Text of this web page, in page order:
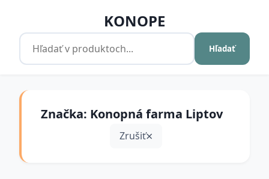
KONOPE
Hľadať
Značka: Konopná farma Liptov
Zrušiť